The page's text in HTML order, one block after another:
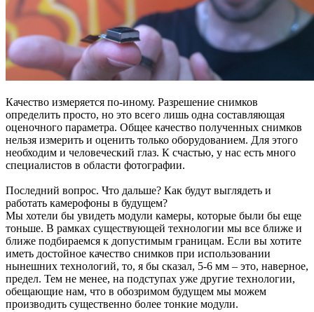
Качество измеряется по-иному. Разрешение снимков
определить просто, но это всего лишь одна составляющая
оценочного параметра. Общее качество полученных снимков
нельзя измерить и оценить только оборудованием. Для этого
необходим и человеческий глаз. К счастью, у нас есть много
специалистов в области фотографии.
Последний вопрос. Что дальше? Как будут выглядеть и
работать камерофоны в будущем?
Мы хотели бы увидеть модули камеры, которые были бы еще
тоньше. В рамках существующей технологии мы все ближе и
ближе подбираемся к допустимым границам. Если вы хотите
иметь достойное качество снимков при использовании
нынешних технологий, то, я бы сказал, 5-6 мм – это, наверное,
предел. Тем не менее, на подступах уже другие технологии,
обещающие нам, что в обозримом будущем мы можем
производить существенно более тонкие модули.